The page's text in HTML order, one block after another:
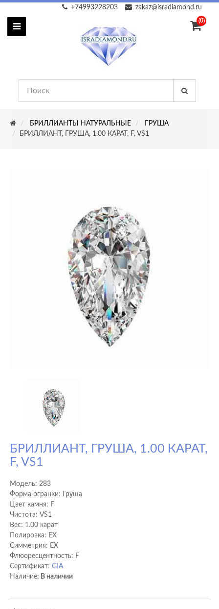
zakaz@isradiamond.ru
+74993228203
(0)
БРИЛЛИАНТЫ НАТУРАЛЬНЫЕ
ГРУША
БРИЛЛИАНТ, ГРУША, 1.00 КАРАТ, F, VS1
БРИЛЛИАНТ, ГРУША, 1.00 КАРАТ,
F, VS1
Модель: 283
Форма огранки: Груша
Цвет камня: F
Чистота: VS1
Вес: 1.00 карат
Полировка: EX
Cимметрия: EX
Флюоресцентность: F
Сертификат: GIA
Наличие: В наличии